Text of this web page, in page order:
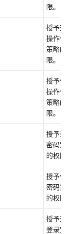
限。
授予查
操作保
策略的
限。
授予修
操作保
策略的
限。
授予查
密码策
的权限
授予修
密码策
的权限
授予查
登录策